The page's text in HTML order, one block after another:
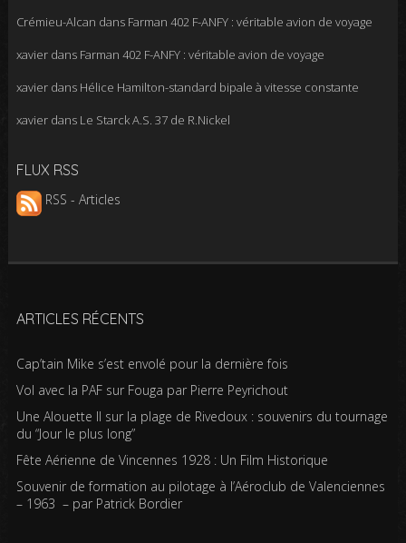
Crémieu-Alcan dans Farman 402 F-ANFY : véritable avion de voyage
xavierdans Farman 402 F-ANFY : véritable avion de voyage
xavierdans Hélice Hamilton-standard bipale à vitesse constante
xavierdans Le Starck A.S. 37 de R.Nickel
FLUX RSS
RSS - Articles
ARTICLES RÉCENTS
Cap’tain Mike s’est envolé pour la dernière fois
Vol avec la PAF sur Fouga par Pierre Peyrichout
Une Alouette II sur la plage de Rivedoux : souvenirs du tournage
du “Jour le plus long”
Fête Aérienne de Vincennes 1928 : Un Film Historique
Souvenir de formation au pilotage à l’Aéroclub de Valenciennes
– 1963 – par Patrick Bordier